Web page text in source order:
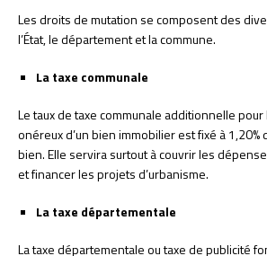
Les droits de mutation se composent des
l’État, le département et la commune.
La taxe communale
Le taux de taxe communale additionnelle
onéreux d’un bien immobilier est fixé à 1,20%
bien. Elle servira surtout à couvrir les
et financer les projets d’urbanisme.
La taxe départementale
La taxe départementale ou taxe de publicité